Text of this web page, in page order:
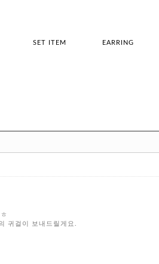
SET ITEM EARRING
귀걸이 보내드릴게요.